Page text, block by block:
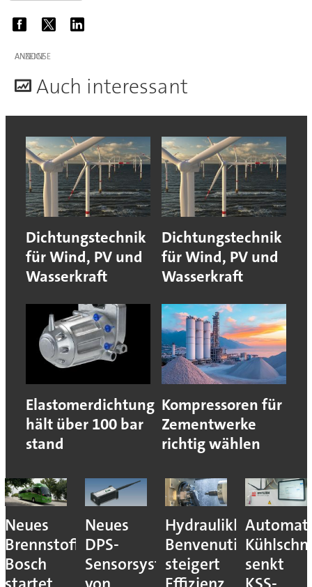
ANZEIGE
Auch interessant
Dichtungstechnik
für Wind, PV und
Wasserkraft
Dichtungstechnik
für Wind, PV und
Wasserkraft
Elastomerdichtung
hält über 100 bar
stand
Kompressoren für
Zementwerke
richtig wählen
Neues
Brennstoffzellensystem:
Bosch
Neues
DPS-
Sensorsystem
Hydraulikhersteller
Benvenuti
steigert
senkt